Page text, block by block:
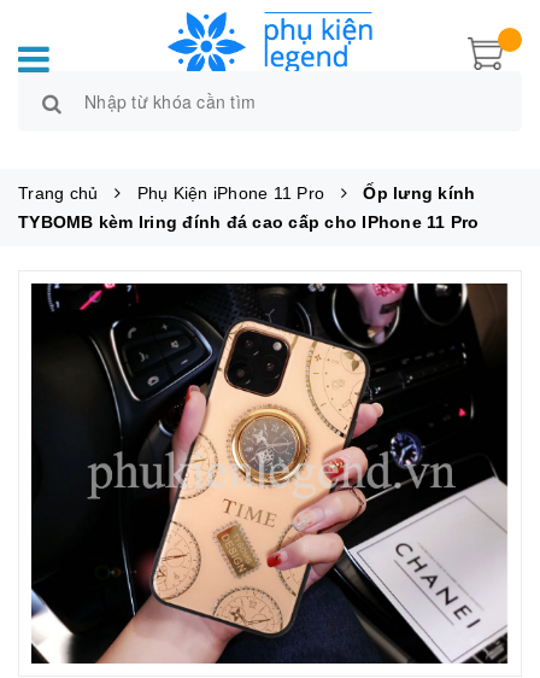
Trang chủ Phụ Kiện iPhone 11 Pro
Ốp lưng kính
TYBOMB kèm Iring đính đá cao cấp cho IPhone 11 Pro